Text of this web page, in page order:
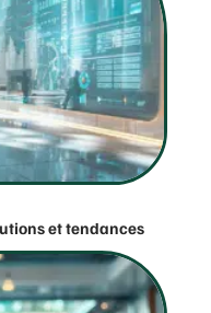
et tendances